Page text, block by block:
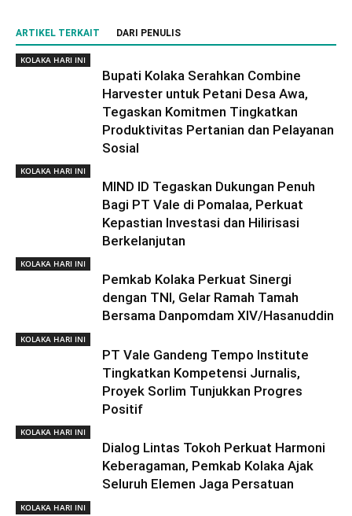
ARTIKEL TERKAIT DARI PENULIS
KOLAKA HARI INI
Bupati Kolaka Serahkan Combine
Harvester untuk Petani Desa Awa,
Tegaskan Komitmen Tingkatkan
Produktivitas Pertanian dan Pelayanan
Sosial
KOLAKA HARI INI
MIND ID Tegaskan Dukungan Penuh
Bagi PT Vale di Pomalaa, Perkuat
Kepastian Investasi dan Hilirisasi
Berkelanjutan
KOLAKA HARI INI
Pemkab Kolaka Perkuat Sinergi
dengan TNI, Gelar Ramah Tamah
Bersama Danpomdam XIV/Hasanuddin
KOLAKA HARI INI
PT Vale Gandeng Tempo Institute
Tingkatkan Kompetensi Jurnalis,
Proyek Sorlim Tunjukkan Progres
Positif
KOLAKA HARI INI
Dialog Lintas Tokoh Perkuat Harmoni
Keberagaman, Pemkab Kolaka Ajak
Seluruh Elemen Jaga Persatuan
KOLAKA HARI INI